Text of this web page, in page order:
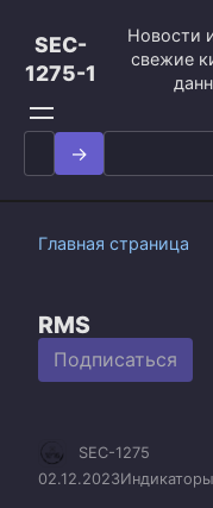
контенту
SEC-
1275-1
Новости
свежие
Search
for:
Главная страница
RMS
Подписаться
SEC-1275
02.12.2023